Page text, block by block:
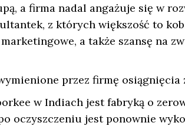
a firma nadal angażuje się w
z których większość to
a także szansę na
przez firmę osiągnięcia
w Indiach jest fabryką o
oczyszczeniu jest ponownie